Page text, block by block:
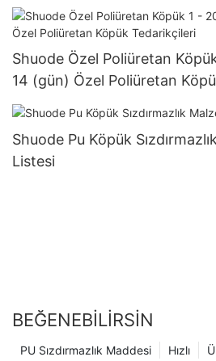
Shuode Özel Poliüretan
14 (gün) Özel Poliüretan
Shuode Pu Köpük
Listesi
BEĞENEBILIRSIN
Hızlı
PU Sızdırmazlık Maddesi